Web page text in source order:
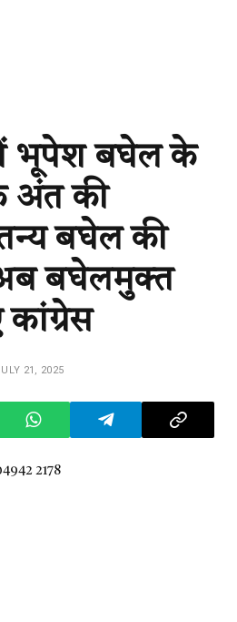
भूपेश बघेल के
अंत की
बघेल की
अब बघेलमुक्‍त
कांग्रेस
21, 2025